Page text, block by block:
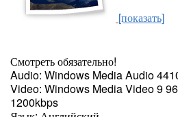
[показать]
Смотреть обязательно!
Audio: Windows Media Audio
Video: Windows Media Video 9
1200kbps